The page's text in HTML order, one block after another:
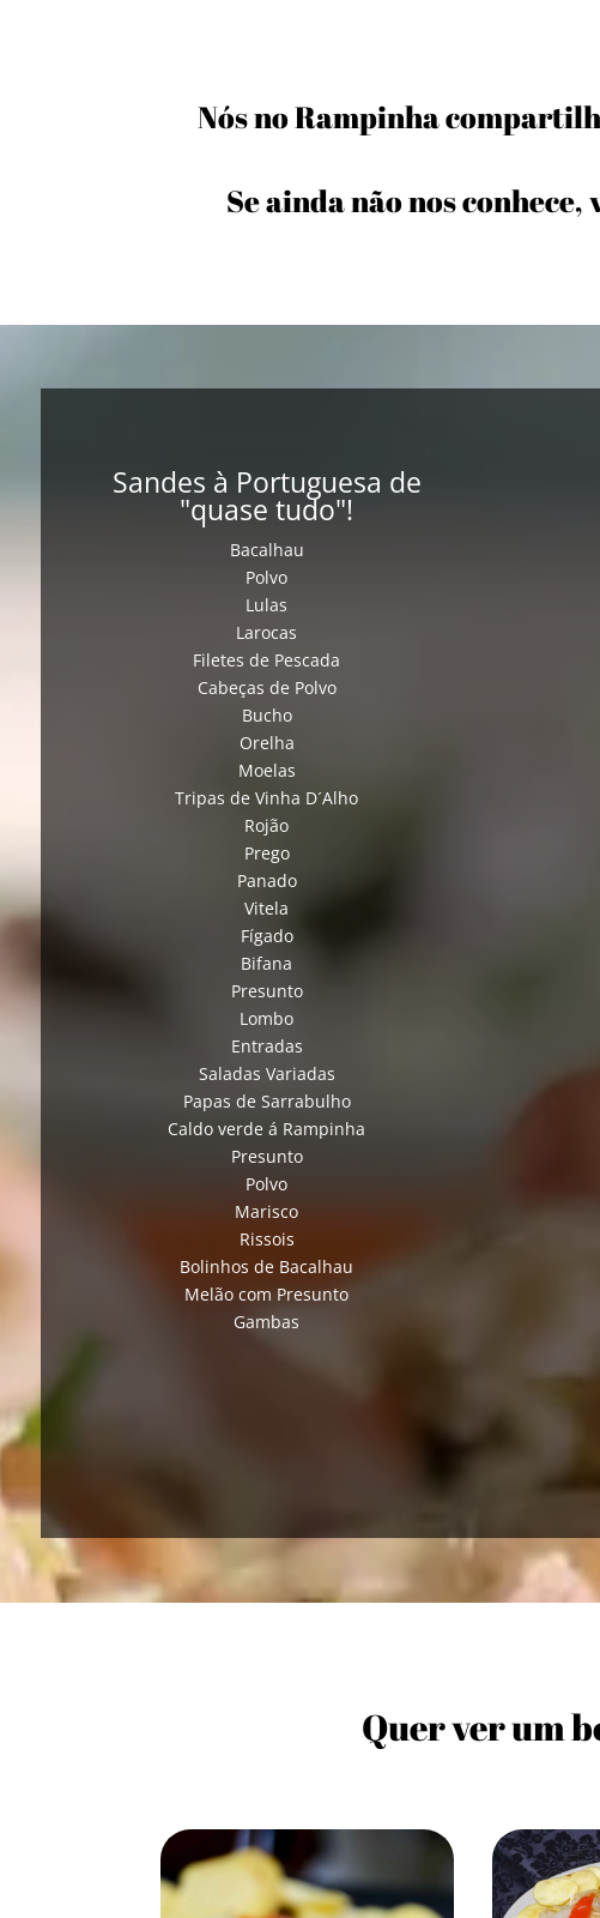
Nós no Rampinha
Se ainda não nos
Sandes à Portuguesa de
"quase tudo"!
Bacalhau
Polvo
Lulas
Larocas
Filetes de Pescada
Cabeças de Polvo
Bucho
Orelha
Moelas
Tripas de Vinha D´Alho
Rojão
Prego
Panado
Vitela
Fígado
Bifana
Presunto
Lombo
Entradas
Saladas Variadas
Papas de Sarrabulho
Caldo verde á Rampinha
Presunto
Polvo
Marisco
Rissois
Bolinhos de Bacalhau
Melão com Presunto
Gambas
Quer ver um